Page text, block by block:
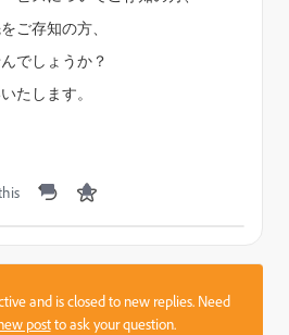
ご存知の方、
でしょうか？
たします。
and is closed to new replies. Need
postto ask your question.